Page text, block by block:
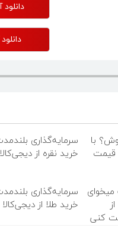
با
قیمت
سرمایه‌گذاری
خرید نقره از دیجی‌کالا
میخوای
کنی
سرمایه‌گذاری
خرید طلا از دیجی‌کالا